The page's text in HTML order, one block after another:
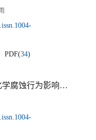
PDF(34)
不同涂油量对汽车钢DC06电化学腐蚀行为影响规律研究